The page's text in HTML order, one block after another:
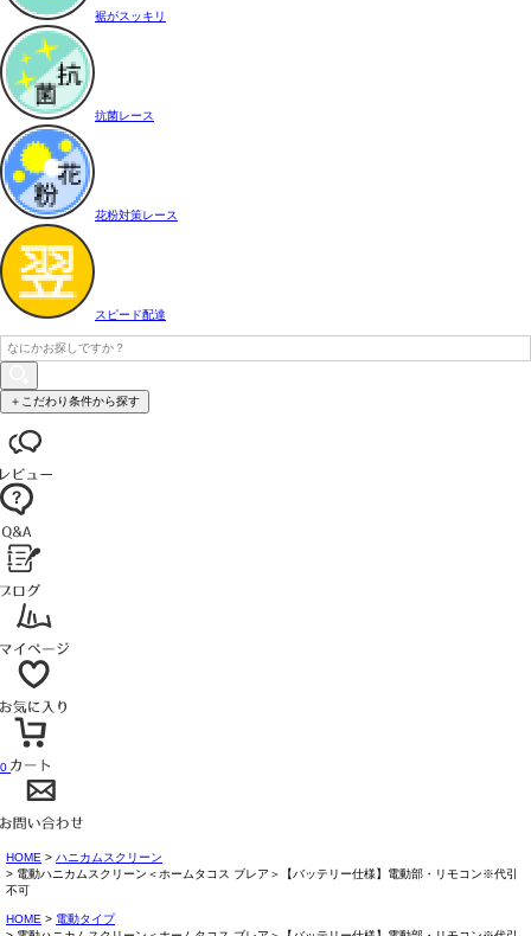
裾がスッキリ
抗菌レース
花粉対策レース
スピード配達
＋こだわり条件から探す
0
HOME
ハニカムスクリーン
電動ハニカムスクリーン＜ホームタコス ブレア＞【バッテリー仕様】電動部・リモコン※代引
不可
HOME
電動タイプ